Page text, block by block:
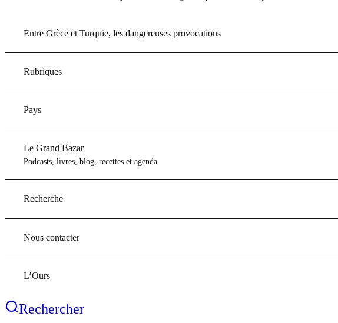
Entre Grèce et Turquie, les dangereuses provocations
Rubriques
Pays
Le Grand Bazar
Podcasts, livres, blog, recettes et agenda
Recherche
Nous contacter
L’Ours
Rechercher